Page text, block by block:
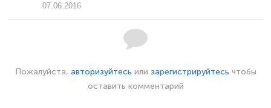
07.06.2016
Пожалуйста, авторизуйтесь или зарегистрируйтесь чтобы
оставить комментарий